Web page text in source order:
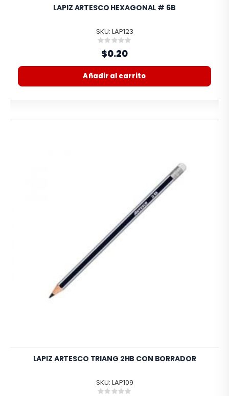
LAPIZ ARTESCO HEXAGONAL # 6B
SKU: LAP123
Rating:
0%
$0.20
Añadir al carrito
LAPIZ ARTESCO TRIANG 2HB CON BORRADOR
SKU: LAP109
Rating: